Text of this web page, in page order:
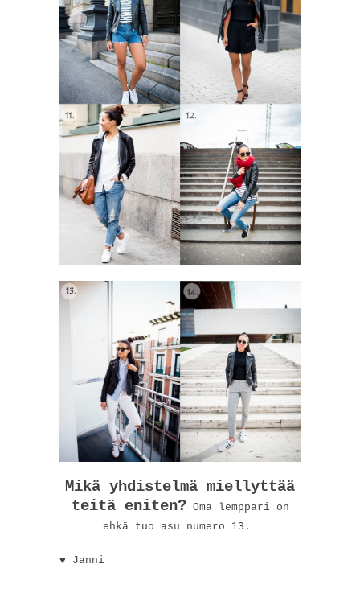
Mikä yhdistelmä miellyttää
teitä eniten?Oma lemppari on
ehkä tuo asu numero 13.
♥ Janni